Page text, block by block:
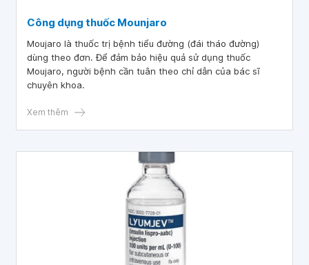
Công dụng thuốc Mounjaro
Moujaro là thuốc trị bệnh tiểu đường (đái tháo đường)
dùng theo đơn. Để đảm bảo hiệu quả sử dụng thuốc
Moujaro, người bệnh cần tuân theo chỉ dẫn của bác sĩ
chuyên khoa.
Xem thêm